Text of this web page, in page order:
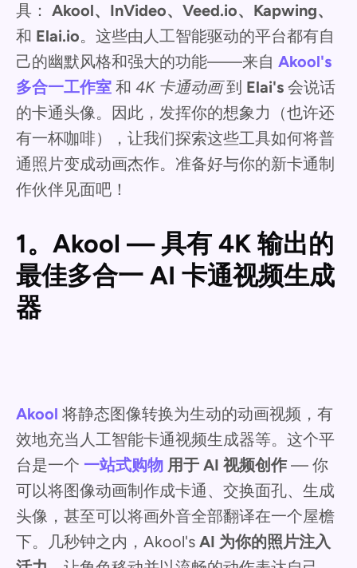
具： Akool、InVideo、Veed.io、Kapwing、
和 Elai.io。这些由人工智能驱动的平台都有自
己的幽默风格和强大的功能——来自 Akool's
多合一工作室 和 4K 卡通动画到 Elai's 会说话
的卡通头像。因此，发挥你的想象力（也许还
有一杯咖啡），让我们探索这些工具如何将普
通照片变成动画杰作。准备好与你的新卡通制
作伙伴见面吧！
1。Akool — 具有 4K 输出的
最佳多合一 AI 卡通视频生成
器
Akool 将静态图像转换为生动的动画视频，有
效地充当人工智能卡通视频生成器等。这个平
台是一个 一站式购物 用于 AI 视频创作— 你
可以将图像动画制作成卡通、交换面孔、生成
头像，甚至可以将画外音全部翻译在一个屋檐
下。几秒钟之内，Akool's AI 为你的照片注入